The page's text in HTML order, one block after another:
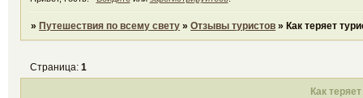
»Путешествия по всему свету »Отзывы туристов »Как теряет
Как
Страница:1